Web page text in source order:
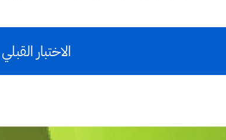
الاختبار القبلي